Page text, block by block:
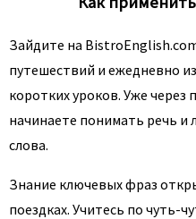
Зайдите на
путешествий и ежедневно
коротких уроков. Уже через
начинаете понимать речь и
слова.
Знание ключевых фраз
поездках. Учитесь по чуть-